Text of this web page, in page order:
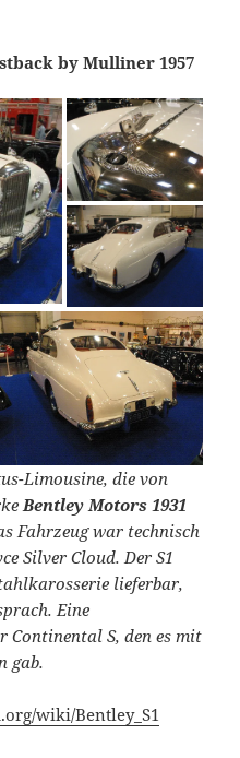
by Mulliner 1957
Limousine, die von
Bentley Motors 1931
Fahrzeug war technisch
Silver Cloud. Der S1
lieferbar,
Eine
Continental S, den es mit
gab.
wiki/Bentley_S1